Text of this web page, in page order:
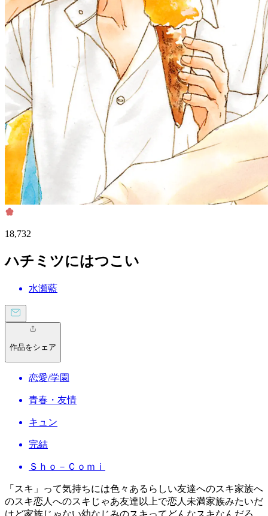
18,732
ハチミツにはつこい
水瀬藍
作品をシェア
恋愛/学園
青春・友情
キュン
完結
Ｓｈｏ－Ｃｏｍｉ
「スキ」って気持ちには色々あるらしい友達へのスキ家族へ
のスキ恋人へのスキじゃあ友達以上で恋人未満家族みたいだ